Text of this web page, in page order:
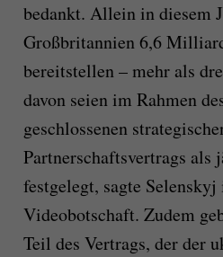
bedankt. Allein in diesem
Großbritannien 6,6
bereitstellen – mehr als
davon seien im Rahmen
geschlossenen
Partnerschaftsvertrags
festgelegt, sagte
Videobotschaft. Zudem
Teil des Vertrags, der der